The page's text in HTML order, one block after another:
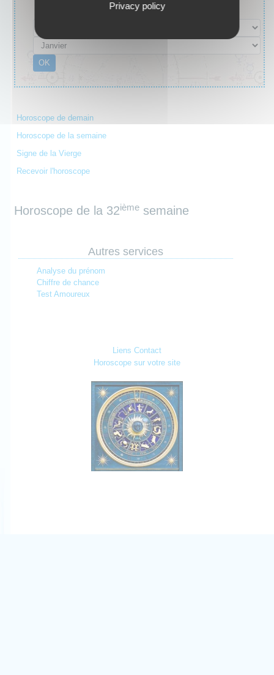
Saisissez votre date de naissance :
Horoscope de demain
Horoscope de la semaine
Signe de la Vierge
Recevoir l'horoscope
Horoscope de la 32ième semaine
Autres services
Analyse du prénom
Chiffre de chance
Test Amoureux
Liens Contact
Horoscope sur votre site
Privacy policy